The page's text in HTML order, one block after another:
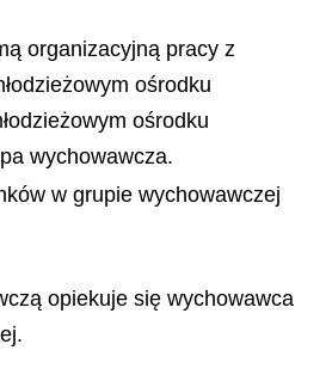
organizacyjną pracy z
ośrodku
ośrodku
wychowawcza.
w grupie wychowawczej
opiekuje się wychowawca